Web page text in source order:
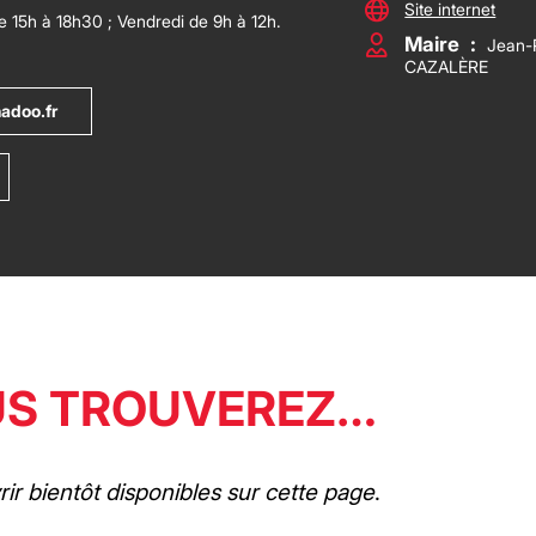
15h à 18h30 ; Vendredi de 9h à 12h.
Site internet
Maire : Jean-
CAZALÈRE
TROUVEREZ…
bientôt disponibles sur cette page.